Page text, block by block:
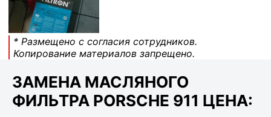
* Размещено с согласия сотрудников.
Копирование материалов запрещено.
ЗАМЕНА МАСЛЯНОГО
ФИЛЬТРА PORSCHE 911 ЦЕНА: